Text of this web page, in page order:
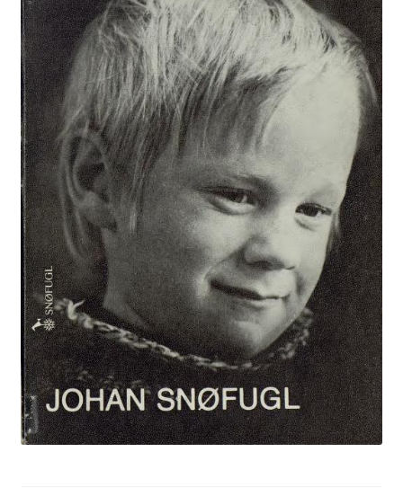
Kontakt
Min side
My Account
Om oss
Personvernerklæring